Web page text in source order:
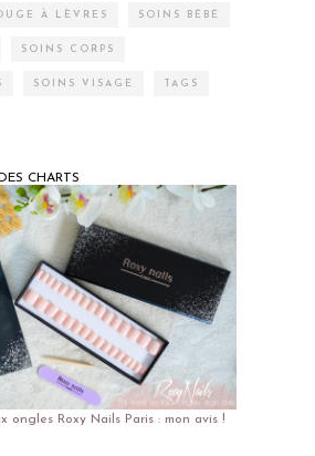
À LÈVRES SOINS BÉBÉ
SOINS CORPS
SOINS VISAGE TAGS
CHARTS
ongles Roxy Nails Paris : mon avis !